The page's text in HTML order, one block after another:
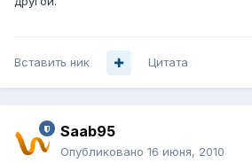
Вставить ник Цитата
Saab95
Опубликовано 16 июня, 2010